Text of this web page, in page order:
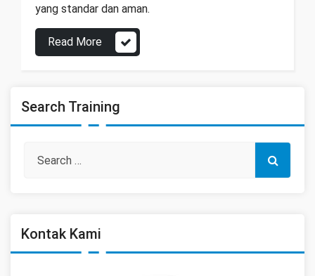
yang standar dan aman.
Read More
Search Training
Kontak Kami